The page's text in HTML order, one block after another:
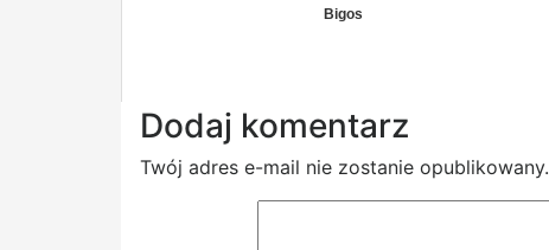
Bigos
Dodaj komentarz
Twój adres e-mail nie zostanie opublikowany.